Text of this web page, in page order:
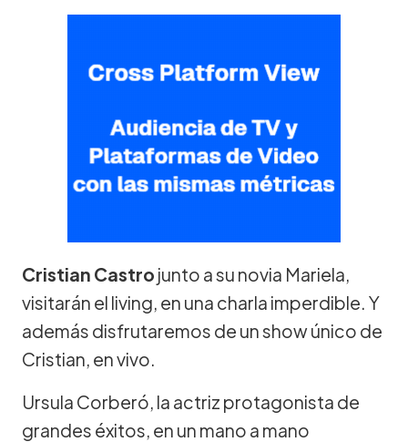
Cristian Castro junto a su novia Mariela,
visitarán el living, en una charla imperdible. Y
además disfrutaremos de un show único de
Cristian, en vivo.
Ursula Corberó, la actriz protagonista de
grandes éxitos, en un mano a mano